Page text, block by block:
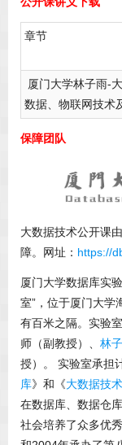
章节
厦门大学林子雨-
数据、物联网技术
保障团队
大数据技术公开课由
障。网址： https://
厦门大学数据库实
室”，位于厦门大学
有百米之隔。实验
师（副教授）、 林
授）。 实验室承担
库》和《大数据技
在数据库、数据仓
社会培养了众多优